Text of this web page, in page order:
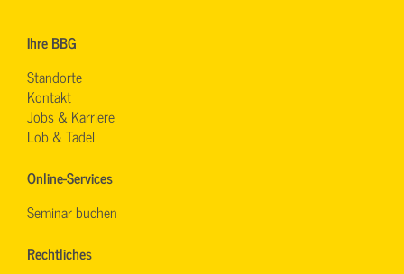
Ihre BBG
Standorte
Kontakt
Jobs & Karriere
Lob & Tadel
Online-Services
Seminar buchen
Rechtliches